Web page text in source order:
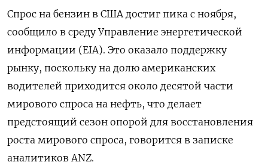
Спрос на бензин в США достиг пика с ноября,
сообщило в среду Управление энергетической
информации (EIA). Это оказало поддержку
рынку, поскольку на долю американских
водителей приходится около десятой части
мирового спроса на нефть, что делает
предстоящий сезон опорой для восстановления
роста мирового спроса, говорится в записке
аналитиков ANZ.